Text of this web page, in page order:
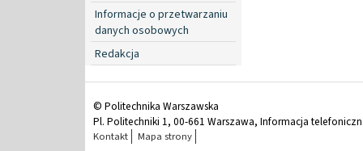
Informacje o przetwarzaniu
danych osobowych
Redakcja
© Politechnika Warszawska
Pl. Politechniki 1, 00-661 Warszawa, Informacja
Kontakt Mapa strony